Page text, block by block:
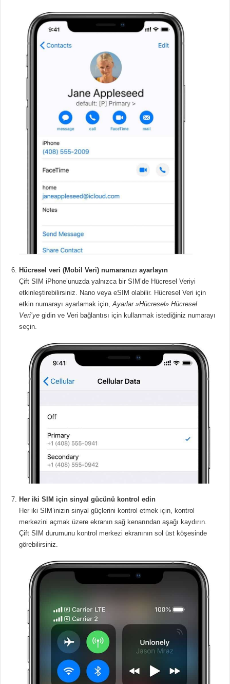
Hücresel veri (Mobil Veri) numaranızı ayarlayın
Çift SIM iPhone’unuzda yalnızca bir SIM’de Hücresel Veriyi
etkinleştirebilirsiniz. Nano veya eSIM olabilir. Hücresel Veri için
etkin numarayı ayarlamak için,Ayarlar »Hücresel» Hücresel
Veri’ye gidin ve Veri bağlantısı için kullanmak istediğiniz numarayı
seçin.
Her iki SIM için sinyal gücünü kontrol edin
Her iki SIM’inizin sinyal güçlerini kontrol etmek için, kontrol
merkezini açmak üzere ekranın sağ kenarından aşağı kaydırın.
Çift SIM durumunu kontrol merkezi ekranının sol üst köşesinde
görebilirsiniz.